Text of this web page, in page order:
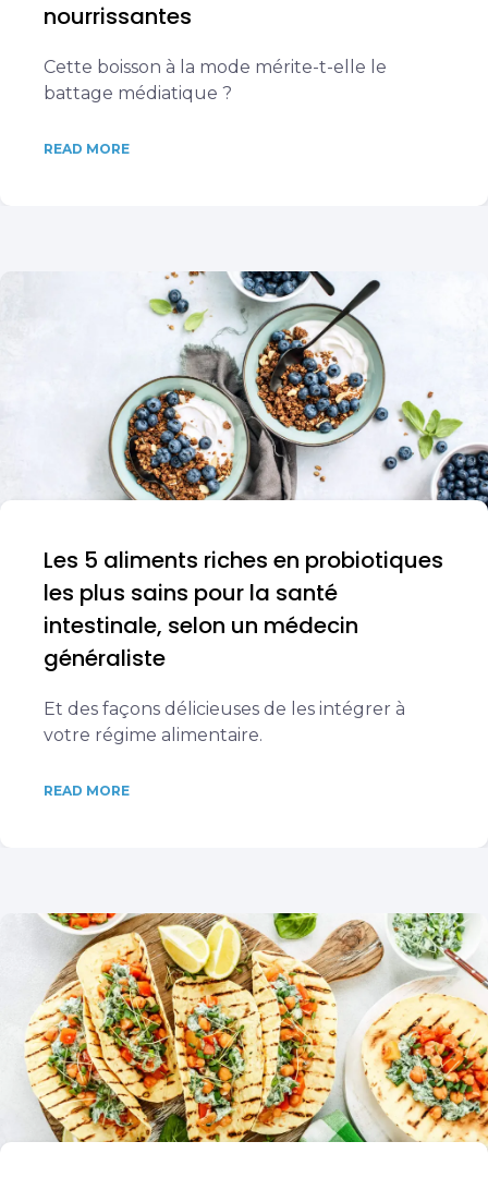
nourrissantes
Cette boisson à la mode mérite-t-elle le
battage médiatique ?
READ MORE
Les 5 aliments riches en probiotiques
les plus sains pour la santé
intestinale, selon un médecin
généraliste
Et des façons délicieuses de les intégrer à
votre régime alimentaire.
READ MORE